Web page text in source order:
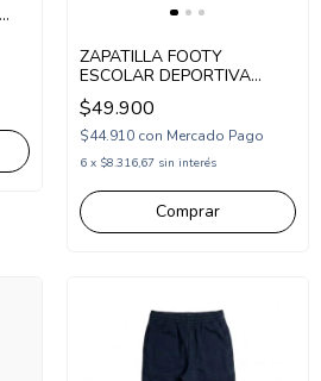
ZAPATILLA FOOTY
ESCOLAR DEPORTIVA
ABROJO 26-34 BLANCO
(SCH53/1BL)
$49.900
$44.910 con Mercado Pago
6 x $8.316,67 sin interés
Comprar